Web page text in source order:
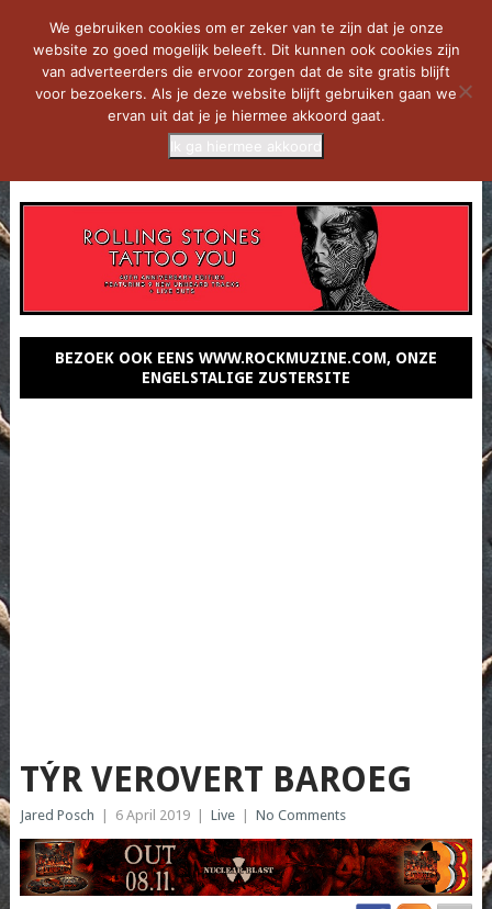
BEZOEK OOK EENS WWW.ROCKMUZINE.COM, ONZE
ENGELSTALIGE ZUSTERSITE
TÝR VEROVERT BAROEG
Jared Posch 6 April 2019 Live No Comments
We gebruiken cookies om er zeker van te zijn dat je onze
website zo goed mogelijk beleeft. Dit kunnen ook cookies zijn
van adverteerders die ervoor zorgen dat de site gratis blijft
voor bezoekers. Als je deze website blijft gebruiken gaan we
ervan uit dat je je hiermee akkoord gaat.
Ik ga hiermee akkoord